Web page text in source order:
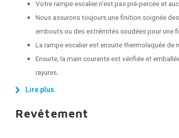
Votre rampe escalier n'est pas pré-percée et
Nous assurons toujours une finition soignée
embouts ou des extrémités soudées pour une
La rampe escalier est ensuite thermolaquée de
Ensuite, la main courante est vérifiée et
rayures.
Lire plus
Revêtement